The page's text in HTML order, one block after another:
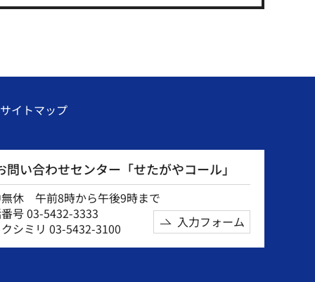
サイトマップ
問い合わせセンター「せたがやコール」
休 午前8時から午後9時まで
号 03-5432-3333
シミリ 03-5432-3100
入力フォーム